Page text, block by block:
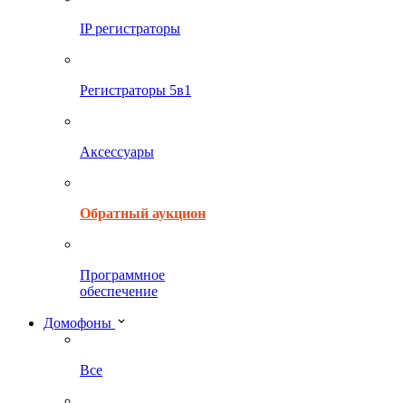
IP регистраторы
Регистраторы 5в1
Аксессуары
Обратный аукцион
Программное
обеспечение
Домофоны
Все